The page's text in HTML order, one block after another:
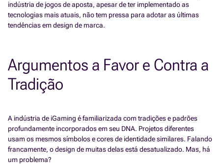
indústria de jogos de aposta, apesar de ter implementado as
tecnologias mais atuais, não tem pressa para adotar as últimas
tendências em design de marca.
Argumentos a Favor e Contra a
Tradição
A indústria de iGaming é familiarizada com tradições e padrões
profundamente incorporados em seu DNA. Projetos diferentes
usam os mesmos símbolos e cores de identidade similares. Falando
francamente, o design de muitas delas está desatualizado. Mas, há
um problema?